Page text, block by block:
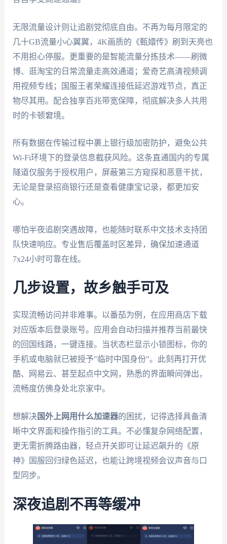
无限流量设计则让追剧党彻底自由。不再为每月限定的
几十GB流量小心翼翼，4K画质的《甄嬛传》刷到天亮也
不用担心停服。更重要的是智能流量分拣技术——刷微
博、逛淘宝的日常流量走高效通道；爱奇艺高清视频调
用视频专线；国服王者荣耀连接低延迟游戏节点，真正
物尽其用。配合独享百兆带宽保障，彻底解决多人共用
时的卡顿窘境。
所有数据在传输过程中裹上银行级加密防护，避免公共
Wi-Fi环境下的登录信息截获风险。这条直通国内的专属
隧道仅服务于授权用户，屏蔽第三方窥探和恶意干扰，
无论是登录招商银行还是查看健康宝记录，都更加安
心。
哪怕半夜追剧突遇故障，也能随时联系中文技术支持团
队快速响应。专业售后覆盖时区差异，确保加速通道
7x24小时可靠在线。
几步设置，故乡触手可及
实现流畅访问并非难事。以番茄为例，在应用商店下载
对应版本后登录账号。应用会自动扫描并推荐当前最快
的回国线路，一键连接。当状态栏显示小锁图标，你的
手机或电脑就已被授予"临时中国身份"。此刻再打开优
酷、网易云、甚至起点中文网，熟悉的界面瞬间弹出，
流畅度仿佛身处北京家中。
想解决国外上网用什么加速器的困扰，记得选择具备清
晰中文界面和操作指引的工具。不必懂复杂网络配置，
更无需折腾路由器，轻点开关即可让延迟飙升的《原
神》国服回归绿色延迟，也能让跨境视频会议声音与口
型同步。
深夜追剧不再等缓冲